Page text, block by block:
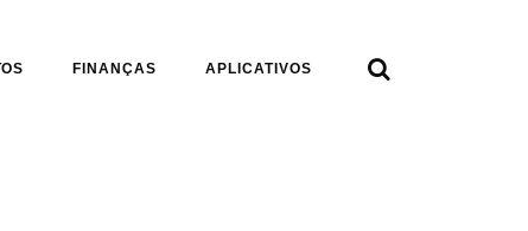
FINANÇAS APLICATIVOS 